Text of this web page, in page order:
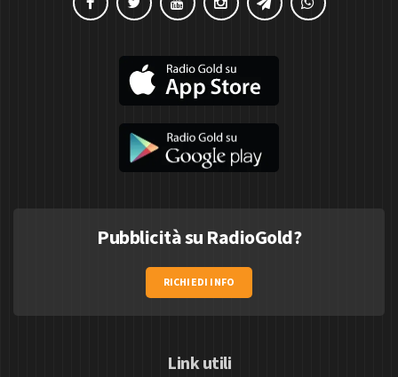
Pubblicità su RadioGold?
RICHIEDI INFO
Link utili